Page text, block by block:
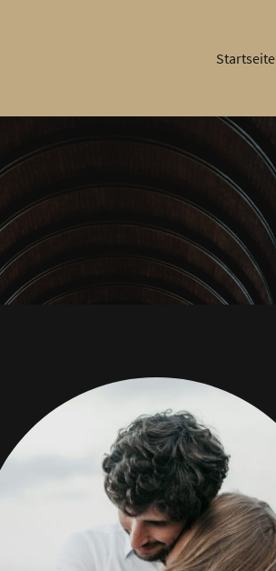
Startseite